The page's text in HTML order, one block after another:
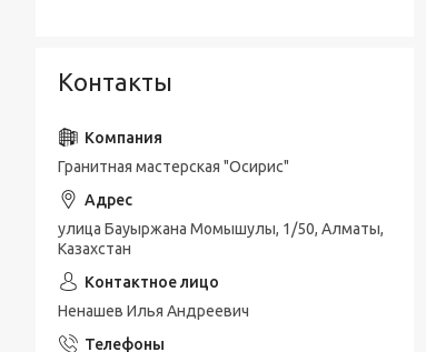
Контакты
Гранитная мастерская "Осирис"
улица Бауыржана Момышулы, 1/50, Алматы,
Казахстан
Ненашев Илья Андреевич